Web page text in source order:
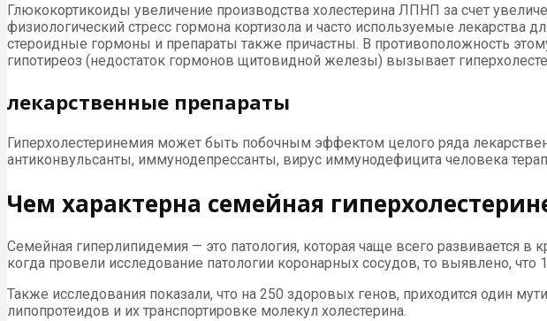
Глюкокортикоиды увеличение производства холестерина ЛПНП за счет
физиологический стресс гормона кортизола и часто используемые лекарства
стероидные гормоны и препараты также причастны. В противоположность
гипотиреоз (недостаток гормонов щитовидной железы) вызывает
лекарственные препараты
Гиперхолестеринемия может быть побочным эффектом целого ряда
антиконвульсанты, иммунодепрессанты, вирус иммунодефицита человека
Чем характерна семейная
Семейная гиперлипидемия — это патология, которая чаще всего развивается
когда провели исследование патологии коронарных сосудов, то выявлено,
Также исследования показали, что на 250 здоровых генов, приходится один
липопротеидов и их транспортировке молекул холестерина.